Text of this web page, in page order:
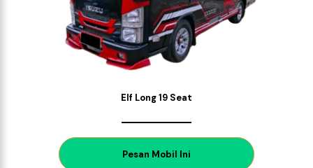
Elf Long 19 Seat
Pesan Mobil Ini